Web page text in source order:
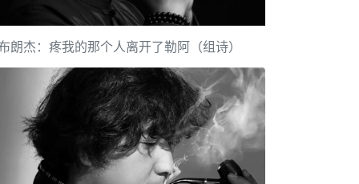
朗杰：疼我的那个人离开了勒阿（组诗）